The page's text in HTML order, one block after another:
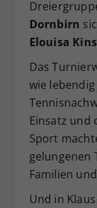
Dornbirn
Elouisa
Das
wie
Einsatz und
Sport
gelungenen
Familien
Und in